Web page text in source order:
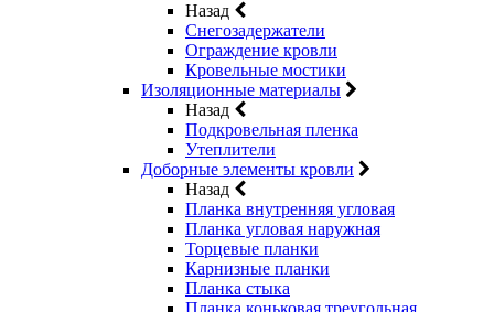
Назад
Снегозадержатели
Ограждение кровли
Кровельные мостики
Изоляционные материалы
Назад
Подкровельная пленка
Утеплители
Доборные элементы кровли
Назад
Планка внутренняя угловая
Планка угловая наружная
Торцевые планки
Карнизные планки
Планка стыка
Планка коньковая треугольная